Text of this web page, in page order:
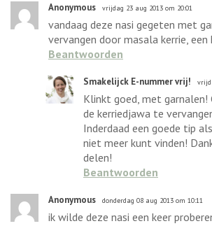
Anonymous vrijdag 23 aug 2013 om 20:01
vandaag deze nasi gegeten met
vervangen door masala kerrie, een
Beantwoorden
Smakelijck E-nummer vrij!
Klinkt goed, met garnalen!
de kerriedjawa te
Inderdaad een goede tip
niet meer kunt vinden!
delen!
Beantwoorden
Anonymous donderdag 08 aug 2013 om 10:11
ik wilde deze nasi een keer